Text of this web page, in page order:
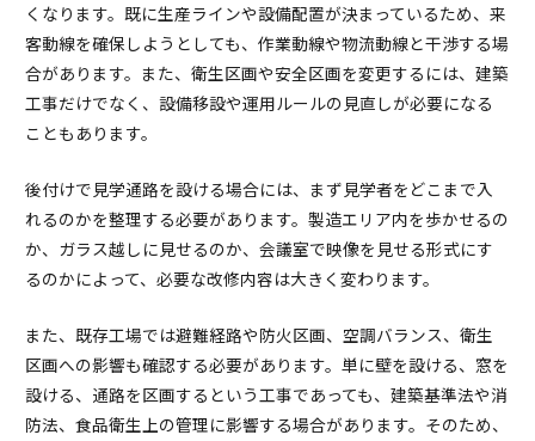
くなります。既に生産ラインや設備配置が決まっているため、来
客動線を確保しようとしても、作業動線や物流動線と干渉する場
合があります。また、衛生区画や安全区画を変更するには、建築
工事だけでなく、設備移設や運用ルールの見直しが必要になる
こともあります。
後付けで見学通路を設ける場合には、まず見学者をどこまで入
れるのかを整理する必要があります。製造エリア内を歩かせるの
か、ガラス越しに見せるのか、会議室で映像を見せる形式にす
るのかによって、必要な改修内容は大きく変わります。
また、既存工場では避難経路や防火区画、空調バランス、衛生
区画への影響も確認する必要があります。単に壁を設ける、窓を
設ける、通路を区画するという工事であっても、建築基準法や消
防法、食品衛生上の管理に影響する場合があります。そのため、